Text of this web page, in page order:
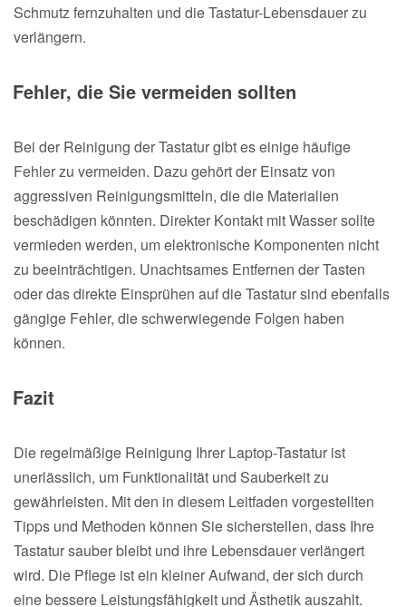
Schmutz fernzuhalten und die Tastatur-Lebensdauer zu
verlängern.
Fehler, die Sie vermeiden sollten
Bei der Reinigung der Tastatur gibt es einige häufige
Fehler zu vermeiden. Dazu gehört der Einsatz von
aggressiven Reinigungsmitteln, die die Materialien
beschädigen könnten. Direkter Kontakt mit Wasser sollte
vermieden werden, um elektronische Komponenten nicht
zu beeinträchtigen. Unachtsames Entfernen der Tasten
oder das direkte Einsprühen auf die Tastatur sind ebenfalls
gängige Fehler, die schwerwiegende Folgen haben
können.
Fazit
Die regelmäßige Reinigung Ihrer Laptop-Tastatur ist
unerlässlich, um Funktionalität und Sauberkeit zu
gewährleisten. Mit den in diesem Leitfaden vorgestellten
Tipps und Methoden können Sie sicherstellen, dass Ihre
Tastatur sauber bleibt und ihre Lebensdauer verlängert
wird. Die Pflege ist ein kleiner Aufwand, der sich durch
eine bessere Leistungsfähigkeit und Ästhetik auszahlt.